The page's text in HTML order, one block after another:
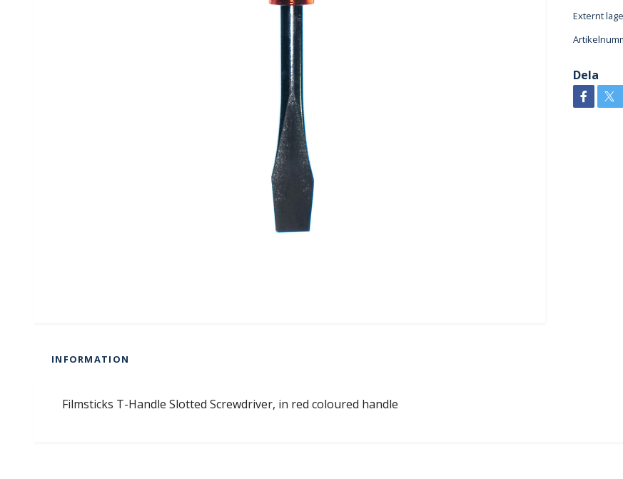
Externt
Dela
INFORMATION
Filmsticks T-Handle Slotted Screwdriver, in red coloured handle